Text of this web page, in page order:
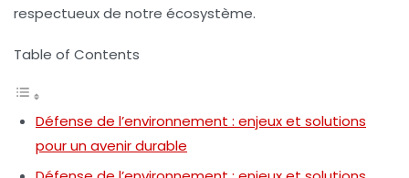
respectueuxde notre écosystème.
Table of Contents
Défense de l’environnement : enjeux et solutions
pour un avenir durable